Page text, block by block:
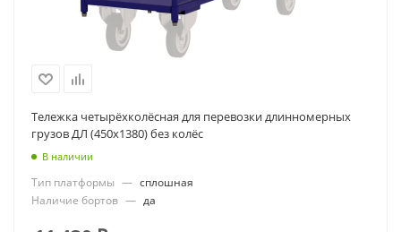
Тележка четырёхколёсная для перевозки длинномерных
грузов ДЛ (450х1380) без колёс
В наличии
Тип платформы — сплошная
Наличие бортов — да